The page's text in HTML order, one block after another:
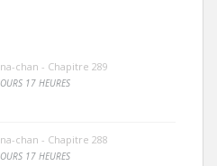
chan - Chapitre 289
17 HEURES
chan - Chapitre 288
17 HEURES